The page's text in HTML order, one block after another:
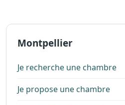
Montpellier
Je recherche une chambre
Je propose une chambre